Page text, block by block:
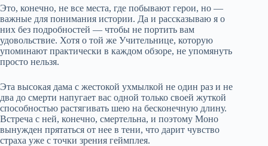
Это, конечно, не все места, где побывают герои, но —
важные для понимания истории. Да и рассказываю я о
них без подробностей — чтобы не портить вам
удовольствие. Хотя о той же Учительнице, которую
упоминают практически в каждом обзоре, не упомянуть
просто нельзя.
Эта высокая дама с жестокой ухмылкой не один раз и не
два до смерти напугает вас одной только своей жуткой
способностью растягивать шею на бесконечную длину.
Встреча с ней, конечно, смертельна, и поэтому Моно
вынужден прятаться от нее в тени, что дарит чувство
страха уже с точки зрения геймплея.